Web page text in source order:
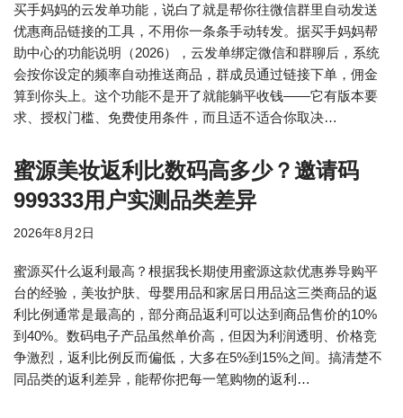
买手妈妈的云发单功能，说白了就是帮你往微信群里自动发送
优惠商品链接的工具，不用你一条条手动转发。据买手妈妈帮
助中心的功能说明（2026），云发单绑定微信和群聊后，系统
会按你设定的频率自动推送商品，群成员通过链接下单，佣金
算到你头上。这个功能不是开了就能躺平收钱——它有版本要
求、授权门槛、免费使用条件，而且适不适合你取决…
蜜源美妆返利比数码高多少？邀请码
999333用户实测品类差异
2026年8月2日
蜜源买什么返利最高？根据我长期使用蜜源这款优惠券导购平
台的经验，美妆护肤、母婴用品和家居日用品这三类商品的返
利比例通常是最高的，部分商品返利可以达到商品售价的10%
到40%。数码电子产品虽然单价高，但因为利润透明、价格竞
争激烈，返利比例反而偏低，大多在5%到15%之间。搞清楚不
同品类的返利差异，能帮你把每一笔购物的返利…